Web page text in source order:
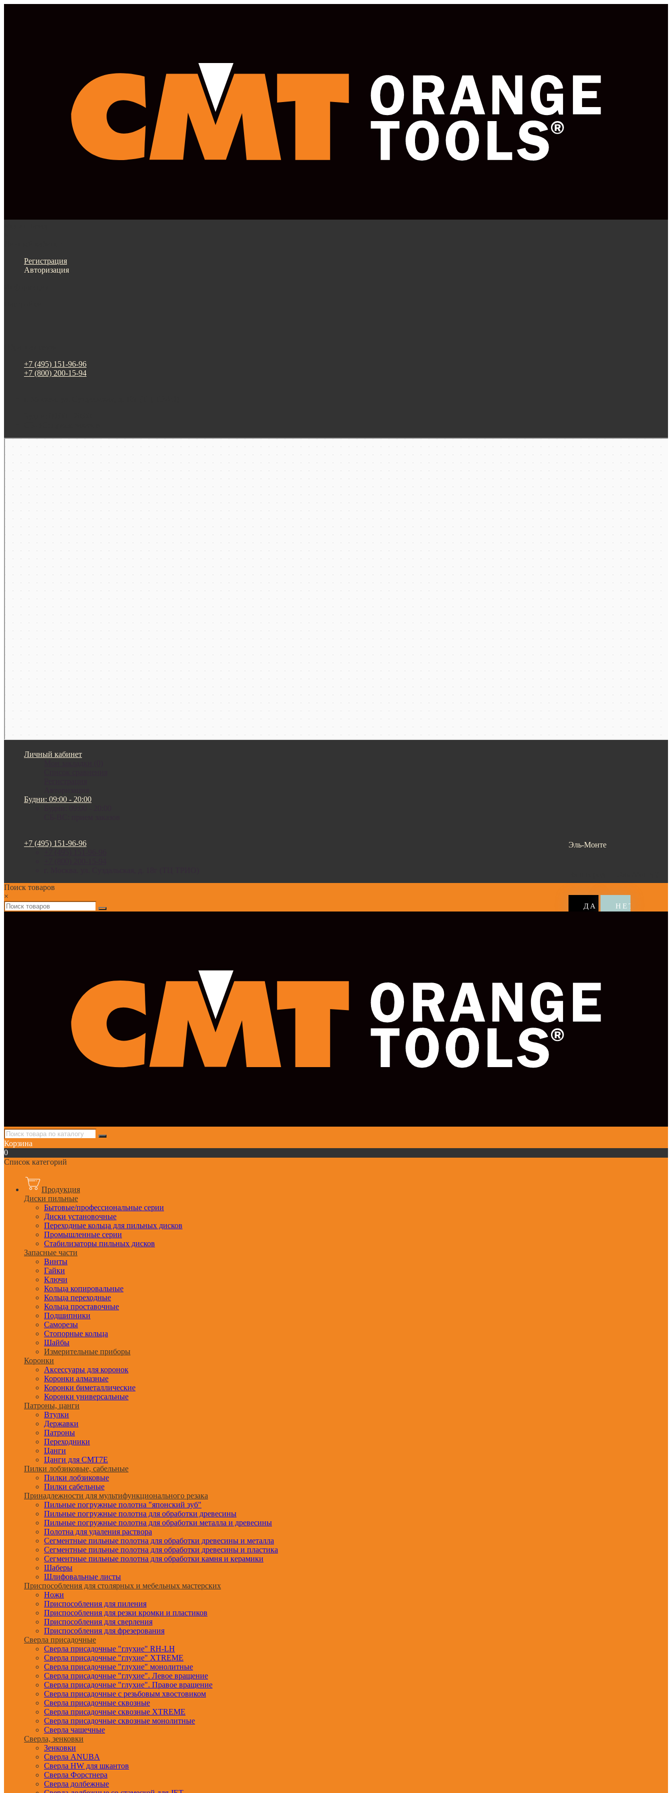
Регистрация
Авторизация
+7 (495) 151-96-96
+7 (800) 200-15-94
Москва
Личный кабинет
Будни: 09:00 - 20:00
Эль-Монте
+7 (495) 151-96-96
Поиск товаров
×
Корзина
0
Список категорий
Продукция
Диски пильные
Бытовые/профессиональные серии
Диски установочные
Переходные кольца для пильных дисков
Промышленные серии
Стабилизаторы пильных дисков
Запасные части
Винты
Гайки
Ключи
Кольца копировальные
Кольца переходные
Кольца проставочные
Подшипники
Саморезы
Стопорные кольца
Шайбы
Измерительные приборы
Коронки
Аксессуары для коронок
Коронки алмазные
Коронки биметаллические
Коронки универсальные
Патроны, цанги
Втулки
Державки
Патроны
Переходники
Цанги
Цанги для CMT7E
Пилки лобзиковые, сабельные
Пилки лобзиковые
Пилки сабельные
Принадлежности для мультифункционального резака
Пильные погружные полотна "японский зуб"
Пильные погружные полотна для обработки древесины
Пильные погружные полотна для обработки металла и древесины
Полотна для удаления раствора
Сегментные пильные полотна для обработки древесины и металла
Сегментные пильные полотна для обработки древесины и пластика
Сегментные пильные полотна для обработки камня и керамики
Шаберы
Шлифовальные листы
Приспособления для столярных и мебельных мастерских
Ножи
Приспособления для пиления
Приспособления для резки кромки и пластиков
Приспособления для сверления
Приспособления для фрезерования
Сверла присадочные
Сверла присадочные "глухие" RH-LH
Сверла присадочные "глухие" XTREME
Сверла присадочные "глухие" монолитные
Сверла присадочные "глухие". Левое вращение
Сверла присадочные "глухие". Правое вращение
Сверла присадочные с резьбовым хвостовиком
Сверла присадочные сквозные
Сверла присадочные сквозные XTREME
Сверла присадочные сквозные монолитные
Сверла чашечные
Сверла, зенковки
Зенковки
Сверла ANUBA
Сверла HW для шкантов
Сверла Форстнера
Сверла долбежные